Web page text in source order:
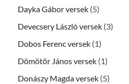
Dayka Gábor versek (5)
Devecsery László versek (3)
Dobos Ferenc versek (1)
Dömötör János versek (1)
Donászy Magda versek (5)